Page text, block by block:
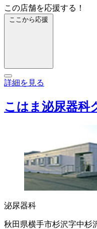
この店舗を応援する！
ここから応援
詳細を見る
こはま泌尿器科
泌尿器科
秋田県横手市杉沢字中杉